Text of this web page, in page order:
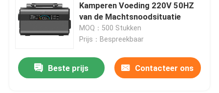
Kamperen Voeding 220V 50HZ
van de Machtsnoodsituatie
MOQ：500 Stukken
Prijs：Bespreekbaar
Beste prijs Contacteer ons